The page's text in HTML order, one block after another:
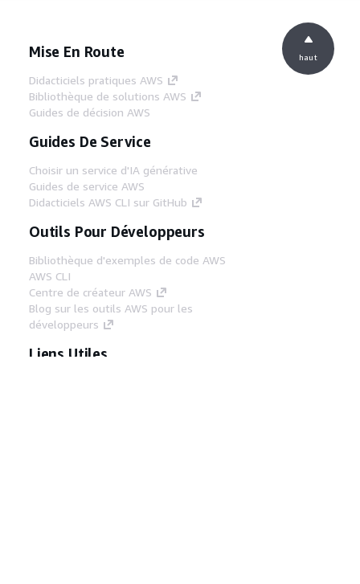
Mise En Route
Didacticiels pratiques AWS
Bibliothèque de solutions AWS
Guides de décision AWS
Guides De Service
Choisir un service d'IA générative
Guides de service AWS
Didacticiels AWS CLI sur GitHub
Outils Pour Développeurs
Bibliothèque d'exemples de code AWS
AWS CLI
Centre de créateur AWS
Blog sur les outils AWS pour les
développeurs
Liens Utiles
haut